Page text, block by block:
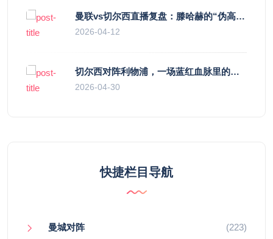
曼联vs切尔西直播复盘：滕哈赫的“伪高位”与波切蒂诺的“无锋阵”，谁更拧巴？
2026-04-12
切尔西对阵利物浦，一场蓝红血脉里的恩怨与忠诚
2026-04-30
快捷栏目导航
曼城对阵 (223)